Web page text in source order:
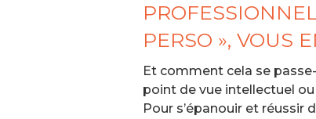
PERSO », VOUS
Et comment cela se
point de vue intellectuel
Pour s’épanouir et réussir